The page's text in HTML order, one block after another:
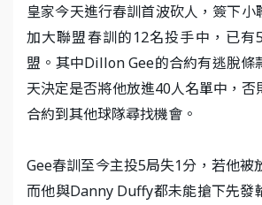
皇家今天進行春訓首波砍人，簽下小
加大聯盟春訓的12名投手中，已有
盟。其中Dillon Gee的合約有逃脫條
天決定是否將他放進40人名單中，否
合約到其他球隊尋找機會。
Gee春訓至今主投5局失1分，若他被
而他與Danny Duffy都未能搶下先發